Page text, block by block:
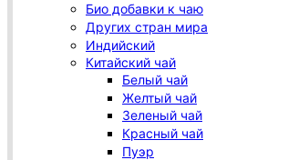
Био добавки к чаю
Других стран мира
Индийский
Китайский чай
Белый чай
Желтый чай
Зеленый чай
Красный чай
Пуэр